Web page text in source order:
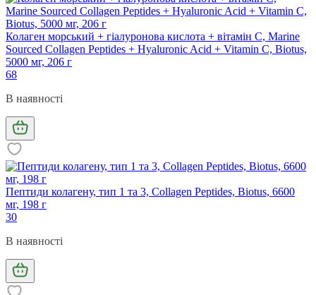
Колаген морський + гіалуронова кислота + вітамін С, Marine
Sourced Collagen Peptides + Hyaluronic Acid + Vitamin C, Biotus,
5000 мг, 206 г
68
В наявності
Пептиди колагену, тип 1 та 3, Collagen Peptides, Biotus, 6600
мг, 198 г
30
В наявності